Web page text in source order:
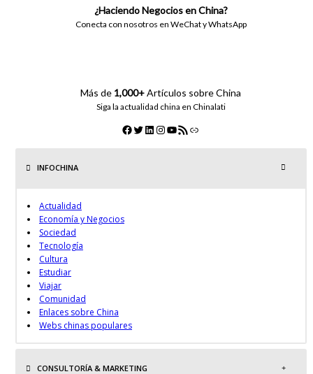
¿Haciendo Negocios en China?
Conecta con nosotros en WeChat y WhatsApp
Más de 1,000+Artículos sobre China
Siga la actualidad china en Chinalati
INFOCHINA
Actualidad
Economía y Negocios
Sociedad
Tecnología
Cultura
Estudiar
Viajar
Comunidad
Enlaces sobre China
Webs chinas populares
CONSULTORÍA & MARKETING